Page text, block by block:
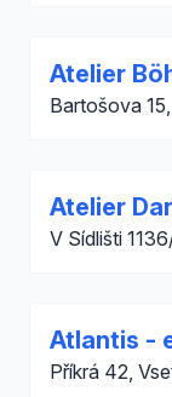
Atelier
Bartošova
Atelier
V Sídlišti
Atlantis -
Příkrá 42,